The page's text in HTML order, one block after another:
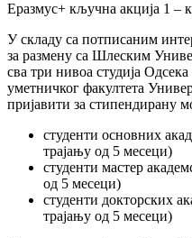
Еразмус+ кључна акција 1 –
У складу са потписаним
за размену са Шлеским
сва три нивоа студија
уметничког факултета
пријавити за стипендирану
студенти основних
трајању од 5 месеци)
студенти мастер
од 5 месеци)
студенти докторских
трајању од 5 месеци)